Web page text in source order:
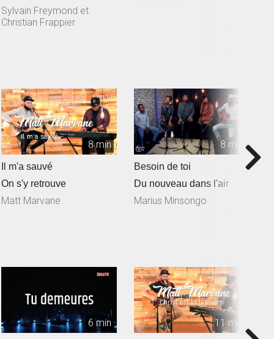
Composition: Sylvain
Freymond en collaborat...
Sylvain Freymond et
Christian Frappier
8 min
Il m'a sauvé
On s'y retrouve
Matt Marvane
8 min
Besoin de toi
Du nouveau dans l'air
Marius Minsongo
6 min 11 min